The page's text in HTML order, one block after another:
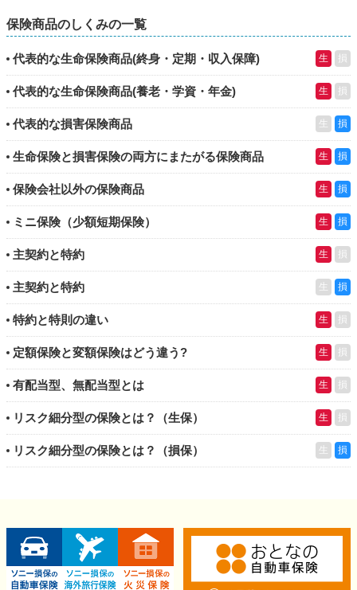
保険商品のしくみの一覧
代表的な生命保険商品(終身・定期・収入保障) 生 損
代表的な生命保険商品(養老・学資・年金) 生 損
代表的な損害保険商品 生 損
生命保険と損害保険の両方にまたがる保険商品 生 損
保険会社以外の保険商品 生 損
ミニ保険（少額短期保険） 生 損
主契約と特約 生 損
主契約と特約 生 損
特約と特則の違い 生 損
定額保険と変額保険はどう違う? 生 損
有配当型、無配当型とは 生 損
リスク細分型の保険とは？（生保） 生 損
リスク細分型の保険とは？（損保） 生 損